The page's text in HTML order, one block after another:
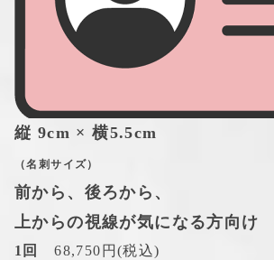
縦 9cm × 横5.5cm
（名刺サイズ）
前から、後ろから、
上からの視線が気になる方向け
1回
68,750円(税込)